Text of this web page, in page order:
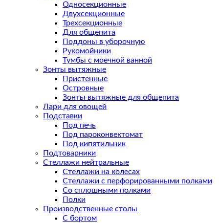
Односекционные
Двухсекционные
Трехсекционные
Для общепита
Поддоны в уборочную
Рукомойники
Тумбы с моечной ванной
Зонты вытяжные
Пристенные
Островные
Зонты вытяжные для общепита
Лари для овощей
Подставки
Под печь
Под пароконвектомат
Под кипятильник
Подтоварники
Стеллажи нейтральные
Стеллажи на колесах
Стеллажи с перфорированными полками
Со сплошными полками
Полки
Производственные столы
С бортом